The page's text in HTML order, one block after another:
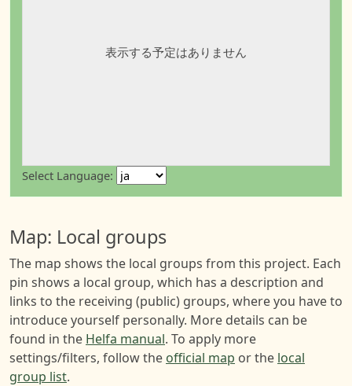
表示する予定はありません
Select Language:
Map: Local groups
The map shows the local groups from this project. Each
pin shows a local group, which has a description and
links to the receiving (public) groups, where you have to
introduce yourself personally. More details can be
found in the Helfa manual. To apply more
settings/filters, follow the official map or the local
group list.